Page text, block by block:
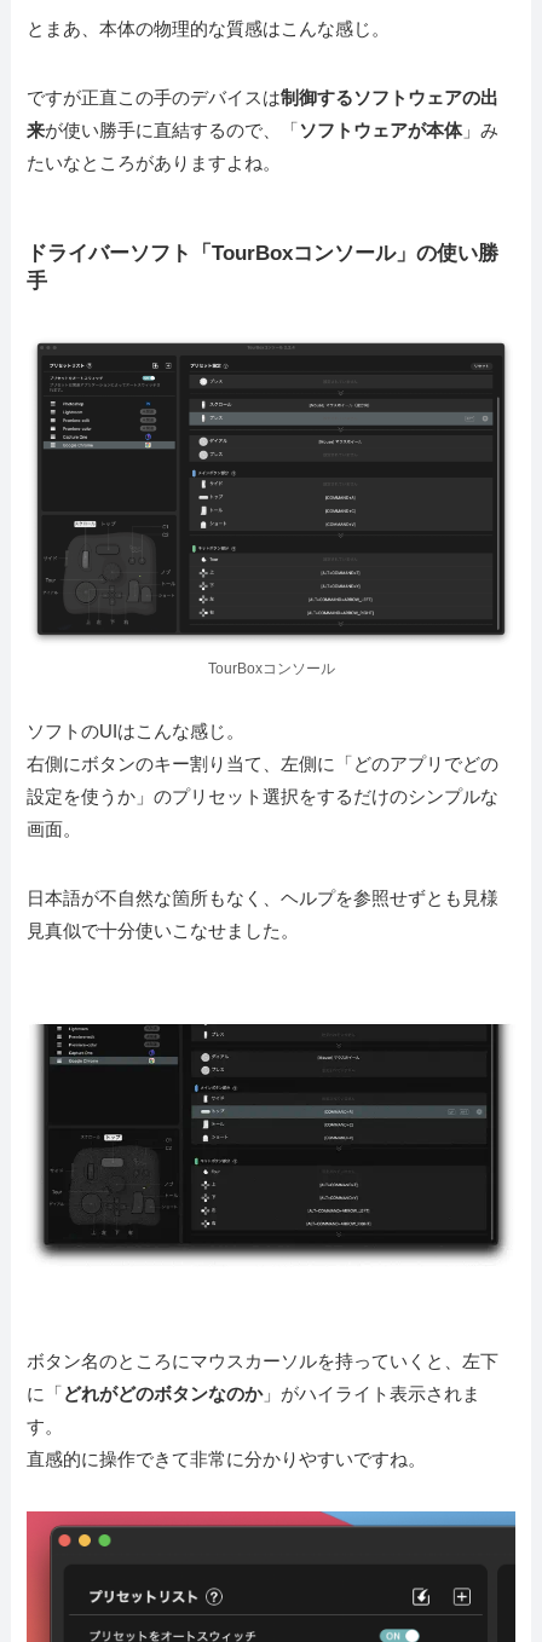
とまあ、本体の物理的な質感はこんな感じ。
ですが正直この手のデバイスは制御するソフトウェアの出
来が使い勝手に直結するので、「ソフトウェアが本体」み
たいなところがありますよね。
ドライバーソフト「TourBoxコンソール」の使い勝
手
TourBoxコンソール
ソフトのUIはこんな感じ。
右側にボタンのキー割り当て、左側に「どのアプリでどの
設定を使うか」のプリセット選択をするだけのシンプルな
画面。
日本語が不自然な箇所もなく、ヘルプを参照せずとも見様
見真似で十分使いこなせました。
ボタン名のところにマウスカーソルを持っていくと、左下
に「どれがどのボタンなのか」がハイライト表示されま
す。
直感的に操作できて非常に分かりやすいですね。